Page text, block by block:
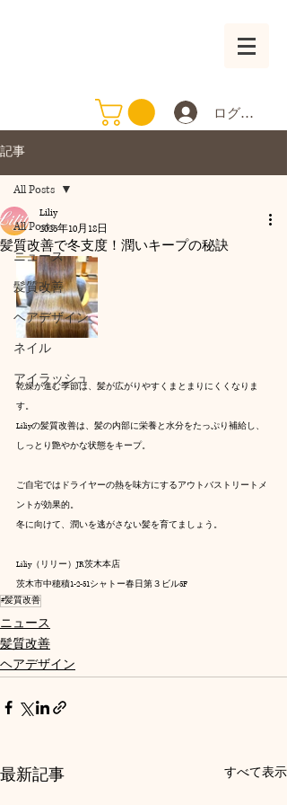
ログイン
記事
All Posts
ニュース
髪質改善
ヘアデザイン
ネイル
アイラッシュ
All Posts
髪質改善で冬支度！潤いキープの秘訣
Liliy
2025年10月18日
乾燥が進む季節は、髪が広がりやすくまとまりにくくなりま
す。
Liliyの髪質改善は、髪の内部に栄養と水分をたっぷり補給し、
しっとり艶やかな状態をキープ。
ご自宅ではドライヤーの熱を味方にするアウトバストリートメ
ントが効果的。
冬に向けて、潤いを逃がさない髪を育てましょう。
Liliy（リリー）JR茨木本店
茨木市中穂積1-2-51シャトー春日第３ビル5F
#髪質改善
ニュース
髪質改善
ヘアデザイン
最新記事 すべて表示